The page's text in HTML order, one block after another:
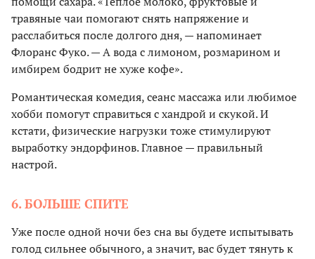
травяные чаи помогают снять напряжение и
расслабиться после долгого дня, — напоминает
Флоранс Фуко. — А вода с лимоном, розмарином и
имбирем бодрит не хуже кофе».
Романтическая комедия, сеанс массажа или любимое
хобби помогут справиться с хандрой и скукой. И
кстати, физические нагрузки тоже стимулируют
выработку эндорфинов. Главное — правильный
настрой.
6. БОЛЬШЕ СПИТЕ
Уже после одной ночи без сна вы будете испытывать
голод сильнее обычного, а значит, вас будет тянуть к